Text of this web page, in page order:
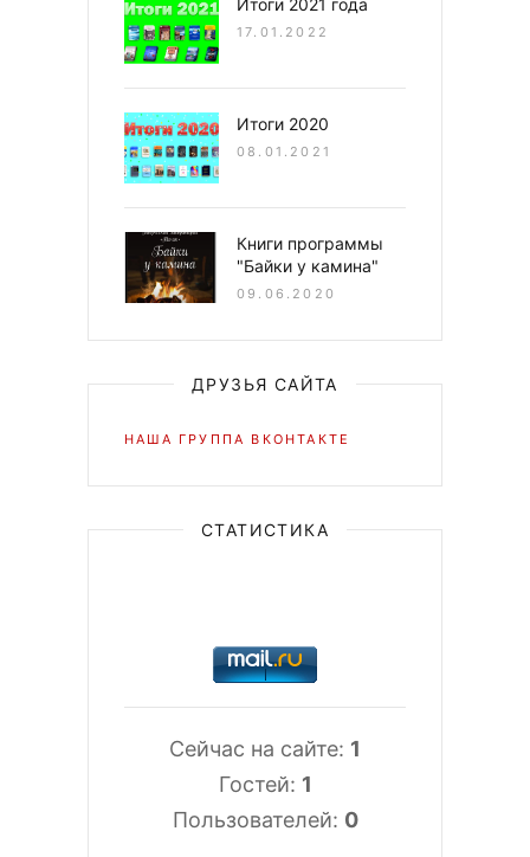
Итоги 2021 года
17.01.2022
Итоги 2020
08.01.2021
Книги программы
"Байки у камина"
09.06.2020
ДРУЗЬЯ САЙТА
НАША ГРУППА ВКОНТАКТЕ
СТАТИСТИКА
Сейчас на сайте: 1
Гостей: 1
Пользователей: 0